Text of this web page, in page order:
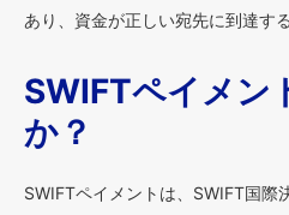
あり、資金が正しい宛先に到達す
SWIFTペイメン
か？
SWIFTペイメントは、SWIFT国際